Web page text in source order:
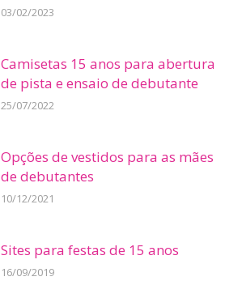
03/02/2023
Camisetas 15 anos para abertura
de pista e ensaio de debutante
25/07/2022
Opções de vestidos para as mães
de debutantes
10/12/2021
Sites para festas de 15 anos
16/09/2019